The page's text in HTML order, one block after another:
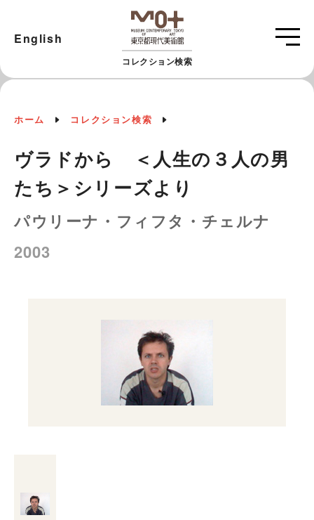
コレクション検索
English
ホーム コレクション検索
ヴラドから ＜人生の３人の男
たち＞シリーズより
パウリーナ・フィフタ・チェルナ
2003